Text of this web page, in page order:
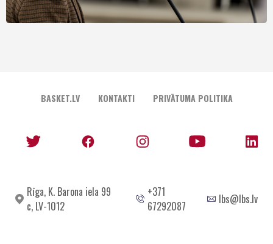
BASKET.LV KONTAKTI PRIVĀTUMA POLITIKA
Rīga, K. Barona iela 99
c, LV-1012
+371
67292087
lbs@lbs.lv